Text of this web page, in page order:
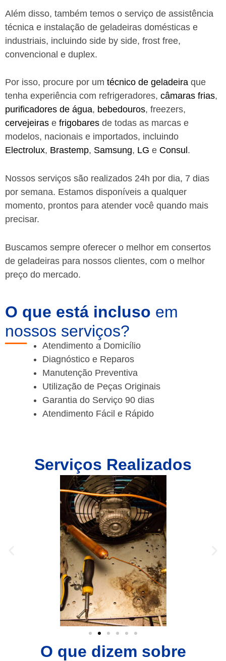
Além disso, também temos o serviço de assistência
técnica e instalação de geladeiras domésticas e
industriais, incluindo side by side, frost free,
convencional e duplex.
Por isso, procure por um técnico de geladeira que
tenha experiência com refrigeradores, câmaras frias,
purificadores de água, bebedouros, freezers,
cervejeiras e frigobares de todas as marcas e
modelos, nacionais e importados, incluindo
Electrolux, Brastemp, Samsung, LG e Consul .
Nossos serviços são realizados 24h por dia, 7 dias
por semana. Estamos disponíveis a qualquer
momento, prontos para atender você quando mais
precisar.
Buscamos sempre oferecer o melhor em consertos
de geladeiras para nossos clientes, com o melhor
preço do mercado.
O que está incluso em
nossos serviços?
Atendimento a Domicílio
Diagnóstico e Reparos
Manutenção Preventiva
Utilização de Peças Originais
Garantia do Serviço 90 dias
Atendimento Fácil e Rápido
Serviços Realizados
O que dizem sobre